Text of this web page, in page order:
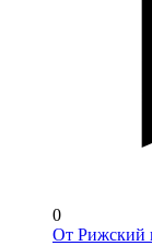
0
От Рижский